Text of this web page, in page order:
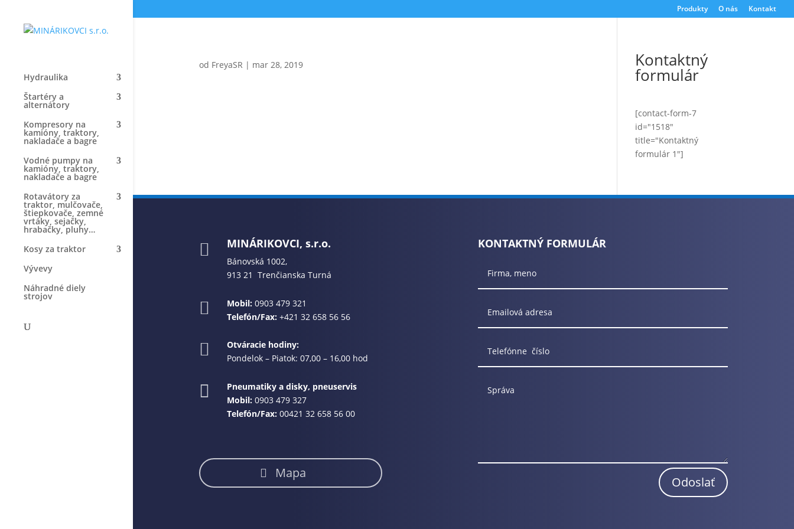
Produkty O nás Kontakt
Hydraulika
Štartéry a
alternátory
Kompresory na
kamióny, traktory,
nakladače a bagre
Vodné pumpy na
kamióny, traktory,
nakladače a bagre
Rotavátory za
traktor, mulčovače,
štiepkovače, zemné
vrtáky, sejačky,
hrabačky, pluhy…
Kosy za traktor
Vývevy
Náhradné diely
strojov
od FreyaSR | mar 28, 2019 Kontaktný
formulár
[contact-form-7
id="1518"
title="Kontaktný
formulár 1"]
 MINÁRIKOVCI, s.r.o.
Bánovská 1002,
913 21 Trenčianska Turná
 Mobil: 0903 479 321
Telefón/Fax: +421 32 658 56 56

Otváracie hodiny:
Pondelok – Piatok: 07,00 – 16,00 hod

Pneumatiky a disky, pneuservis
Mobil: 0903 479 327
Telefón/Fax: 00421 32 658 56 00
Mapa
KONTAKTNÝ FORMULÁR
Odoslať